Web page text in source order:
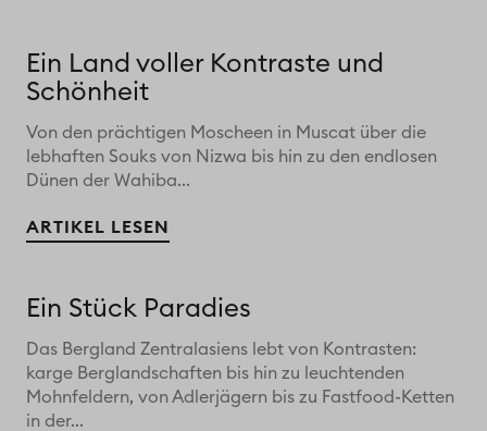
Ein Land voller Kontraste und
Schönheit
Von den prächtigen Moscheen in Muscat über die
lebhaften Souks von Nizwa bis hin zu den endlosen
Dünen der Wahiba...
ARTIKEL LESEN
Ein Stück Paradies
Das Bergland Zentralasiens lebt von Kontrasten:
karge Berglandschaften bis hin zu leuchtenden
Mohnfeldern, von Adlerjägern bis zu Fastfood-Ketten
in der...